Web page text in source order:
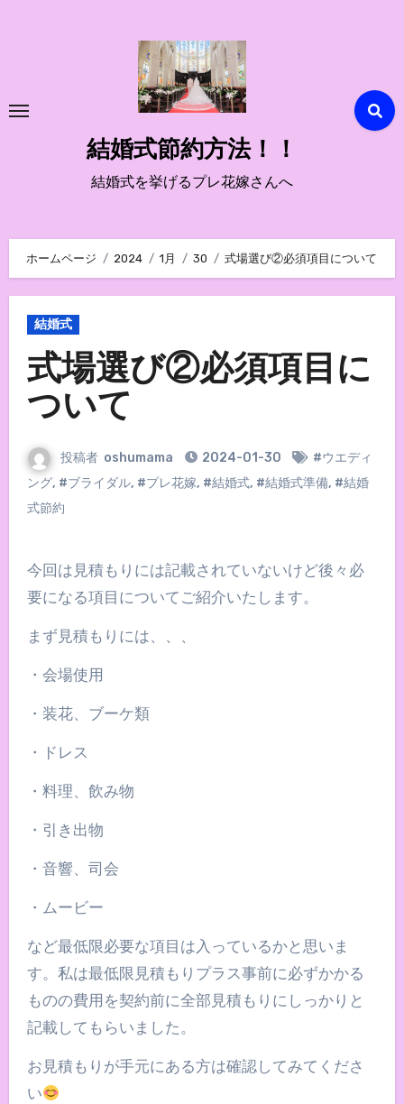
キ
結婚式節約方法！！
結婚式を挙げるプレ花嫁さんへ
ホームページ 2024 1月 30 式場選び②必須項目について
結婚式
式場選び②必須項目に
ついて
投稿者 oshumama 2024-01-30
#ウエディ
ング, #ブライダル, #プレ花嫁, #結婚式, #結婚式準備, #結婚
式節約
今回は見積もりには記載されていないけど後々必
要になる項目についてご紹介いたします。
まず見積もりには、、、
・会場使用
・装花、ブーケ類
・ドレス
・料理、飲み物
・引き出物
・音響、司会
・ムービー
など最低限必要な項目は入っているかと思いま
す。私は最低限見積もりプラス事前に必ずかかる
ものの費用を契約前に全部見積もりにしっかりと
記載してもらいました。
お見積もりが手元にある方は確認してみてくださ
い